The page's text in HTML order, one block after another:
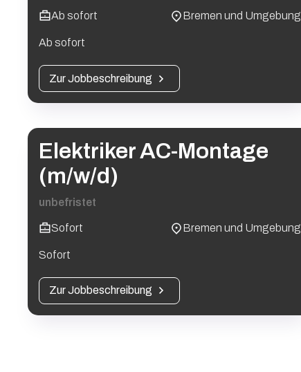
Ab sofort Bremen und Umgebung
Ab sofort
Zur Jobbeschreibung
Elektriker AC-Montage
(m/w/d)
unbefristet
Sofort Bremen und Umgebung
Sofort
Zur Jobbeschreibung